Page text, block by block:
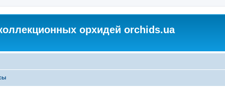
орхидей orchids.ua